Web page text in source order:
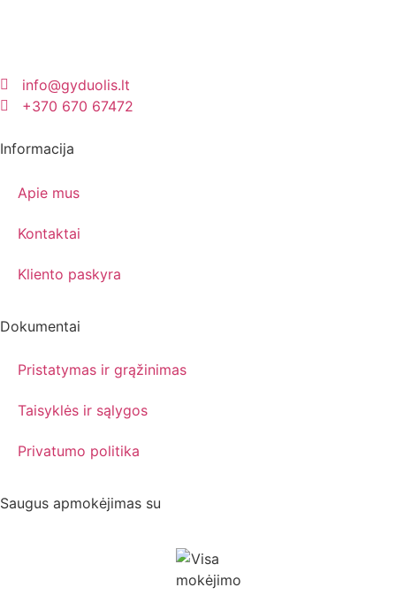
info@gyduolis.lt
+370 670 67472
Informacija
Apie mus
Kontaktai
Kliento paskyra
Dokumentai
Pristatymas ir grąžinimas
Taisyklės ir sąlygos
Privatumo politika
Saugus apmokėjimas su